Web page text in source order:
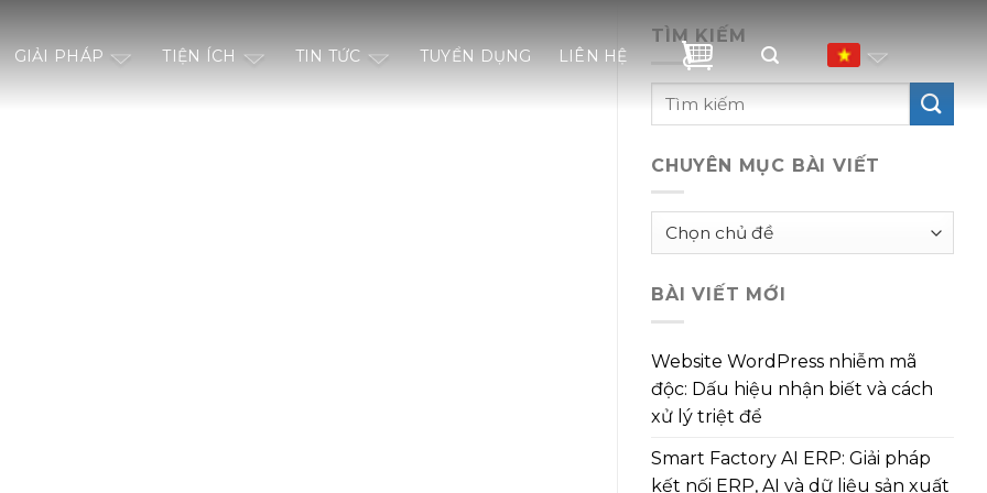
GIẢI PHÁP TIỆN ÍCH TIN TỨC TUYỂN DỤNG LIÊN HỆ
TÌM KIẾM
CHUYÊN MỤC BÀI VIẾT
Chuyên
viết
BÀI VIẾT MỚI
Website WordPress nhiễm mã
độc: Dấu hiệu nhận biết và cách
xử lý triệt để
Smart Factory AI ERP: Giải pháp
kết nối ERP, AI và dữ liệu sản xuất